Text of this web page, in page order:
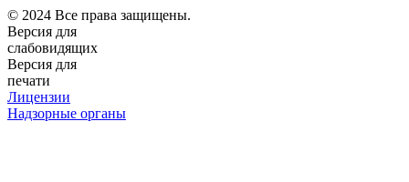
© 2024 Все права защищены.
Версия для
слабовидящих
Версия для
печати
Лицензии
Надзорные органы